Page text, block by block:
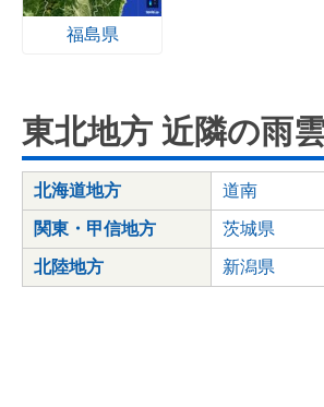
福島県
東北地方 近隣の雨
北海道地方 道南
関東・甲信地方 茨城県
北陸地方 新潟県